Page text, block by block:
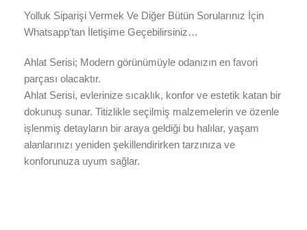
Yolluk Siparişi Vermek Ve Diğer Bütün Sorularınız İçin
Whatsapp’tan İletişime Geçebilirsiniz…
Ahlat Serisi; Modern görünümüyle odanızın en favori
parçası olacaktır.
Ahlat Serisi, evlerinize sıcaklık, konfor ve estetik katan bir
dokunuş sunar. Titizlikle seçilmiş malzemelerin ve özenle
işlenmiş detayların bir araya geldiği bu halılar, yaşam
alanlarınızı yeniden şekillendirirken tarzınıza ve
konforunuza uyum sağlar.